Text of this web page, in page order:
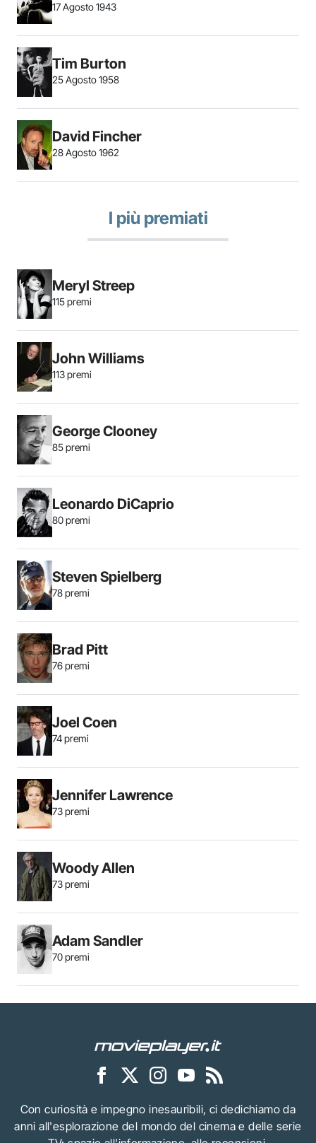
17 Agosto 1943
Tim Burton
25 Agosto 1958
David Fincher
28 Agosto 1962
I più premiati
Meryl Streep
115 premi
John Williams
113 premi
George Clooney
85 premi
Leonardo DiCaprio
80 premi
Steven Spielberg
78 premi
Brad Pitt
76 premi
Joel Coen
74 premi
Jennifer Lawrence
73 premi
Woody Allen
73 premi
Adam Sandler
70 premi
Con curiosità e impegno inesauribili, ci dedichiamo da
anni all'esplorazione del mondo del cinema e delle serie